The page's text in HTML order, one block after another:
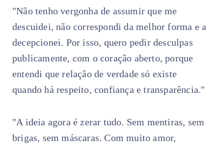
"Não tenho vergonha de assumir que me
descuidei, não correspondi da melhor forma e a
decepcionei. Por isso, quero pedir desculpas
publicamente, com o coração aberto, porque
entendi que relação de verdade só existe
quando há respeito, confiança e transparência."
"A ideia agora é zerar tudo. Sem mentiras, sem
brigas, sem máscaras. Com muito amor,